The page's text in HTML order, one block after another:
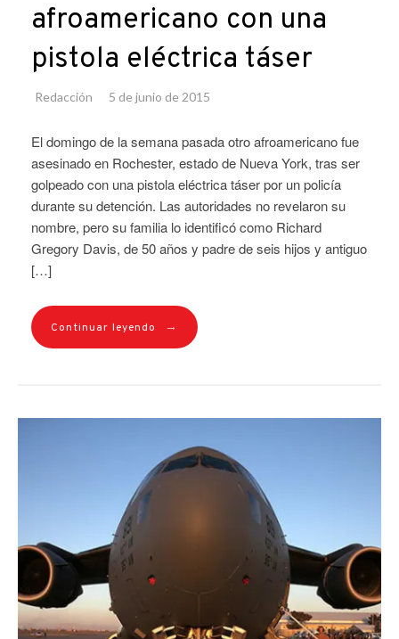
afroamericano con una
pistola eléctrica táser
Redacción 5 de junio de 2015
El domingo de la semana pasada otro afroamericano fue
asesinado en Rochester, estado de Nueva York, tras ser
golpeado con una pistola eléctrica táser por un policía
durante su detención. Las autoridades no revelaron su
nombre, pero su familia lo identificó como Richard
Gregory Davis, de 50 años y padre de seis hijos y antiguo
[…]
Continuar leyendo →